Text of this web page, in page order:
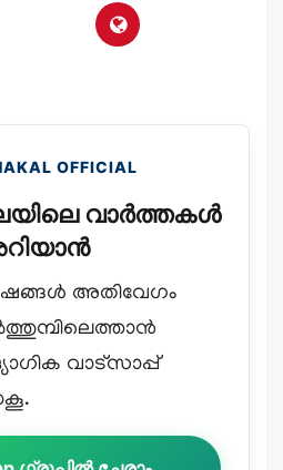
OFFICIAL
വാർത്തകൾ
അതിവേഗം
വാട്സാപ്പ്